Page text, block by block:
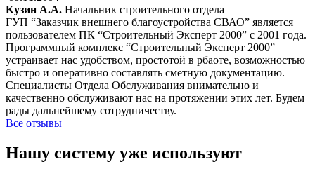
Кузин А.А. Начальник строительного отдела
ГУП “Заказчик внешнего благоустройства СВАО” является
пользователем ПК “Строительный Эксперт 2000” с 2001 года.
Программный комплекс “Строительный Эксперт 2000”
устраивает нас удобством, простотой в рбаоте, возможностью
быстро и оперативно составлять сметную документацию.
Специалисты Отдела Обслуживания внимательно и
качественно обслуживают нас на протяжении этих лет. Будем
рады дальнейшему сотрудничеству.
Все отзывы
Нашу систему уже используют